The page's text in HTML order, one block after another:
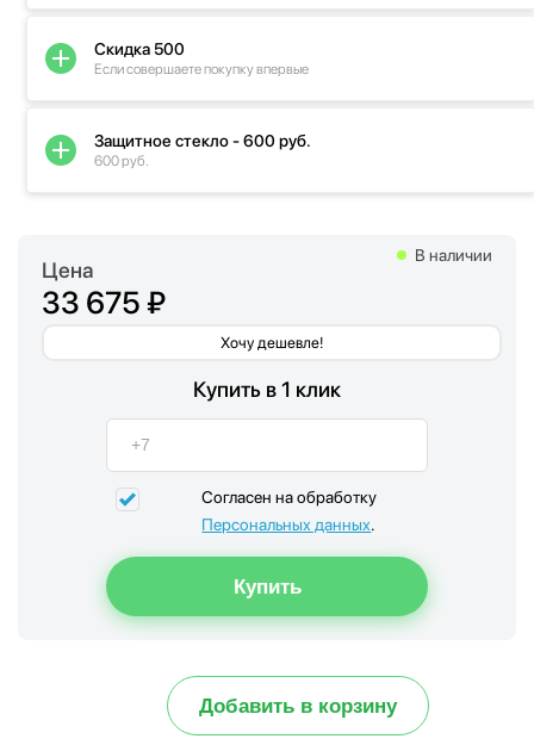
Цена
33 675 ₽
Хочу дешевле!
В наличии
Купить в 1 клик
Согласен на обработку
Персональных данных.
Добавить в корзину
Скидка 500
Если совершаете покупку впервые
Защитное стекло - 600 руб.
600 руб.